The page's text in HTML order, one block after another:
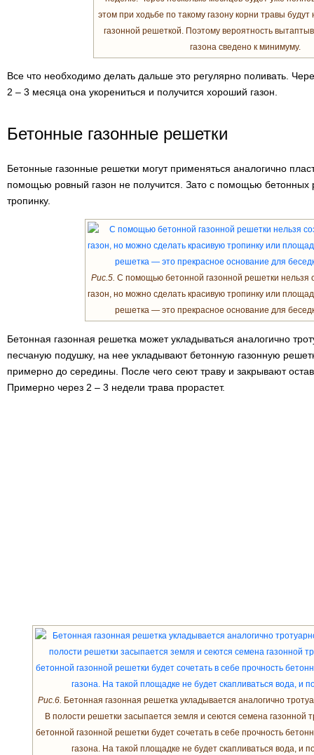
этом при ходьбе по такому газону корни травы
газонной решеткой. Поэтому вероятность
газона сведено к минимуму.
Все что необходимо делать дальше это регулярно поливать.
2 – 3 месяца она укорениться и получится хороший газон.
Бетонные газонные решетки
Бетонные газонные решетки могут применяться аналогично
помощью ровный газон не получится. Зато с помощью
тропинку.
Рис.5. С помощью бетонной газонной решетки нельзя
газон, но можно сделать красивую тропинку или
решетка — это прекрасное основание для
Бетонная газонная решетка может укладываться аналогично
песчаную подушку, на нее укладывают бетонную газонную
примерно до середины. После чего сеют траву и закрывают
Примерно через 2 – 3 недели трава прорастет.
Рис.6. Бетонная газонная решетка укладывается аналогично
В полости решетки засыпается земля и сеются семена газонной
бетонной газонной решетки будет сочетать в себе прочность
газона. На такой площадке не будет скапливаться вода, и